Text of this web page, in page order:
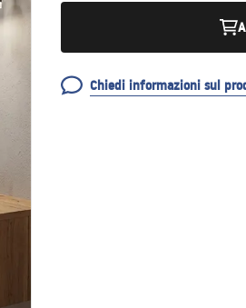
Chiedi informazioni sul